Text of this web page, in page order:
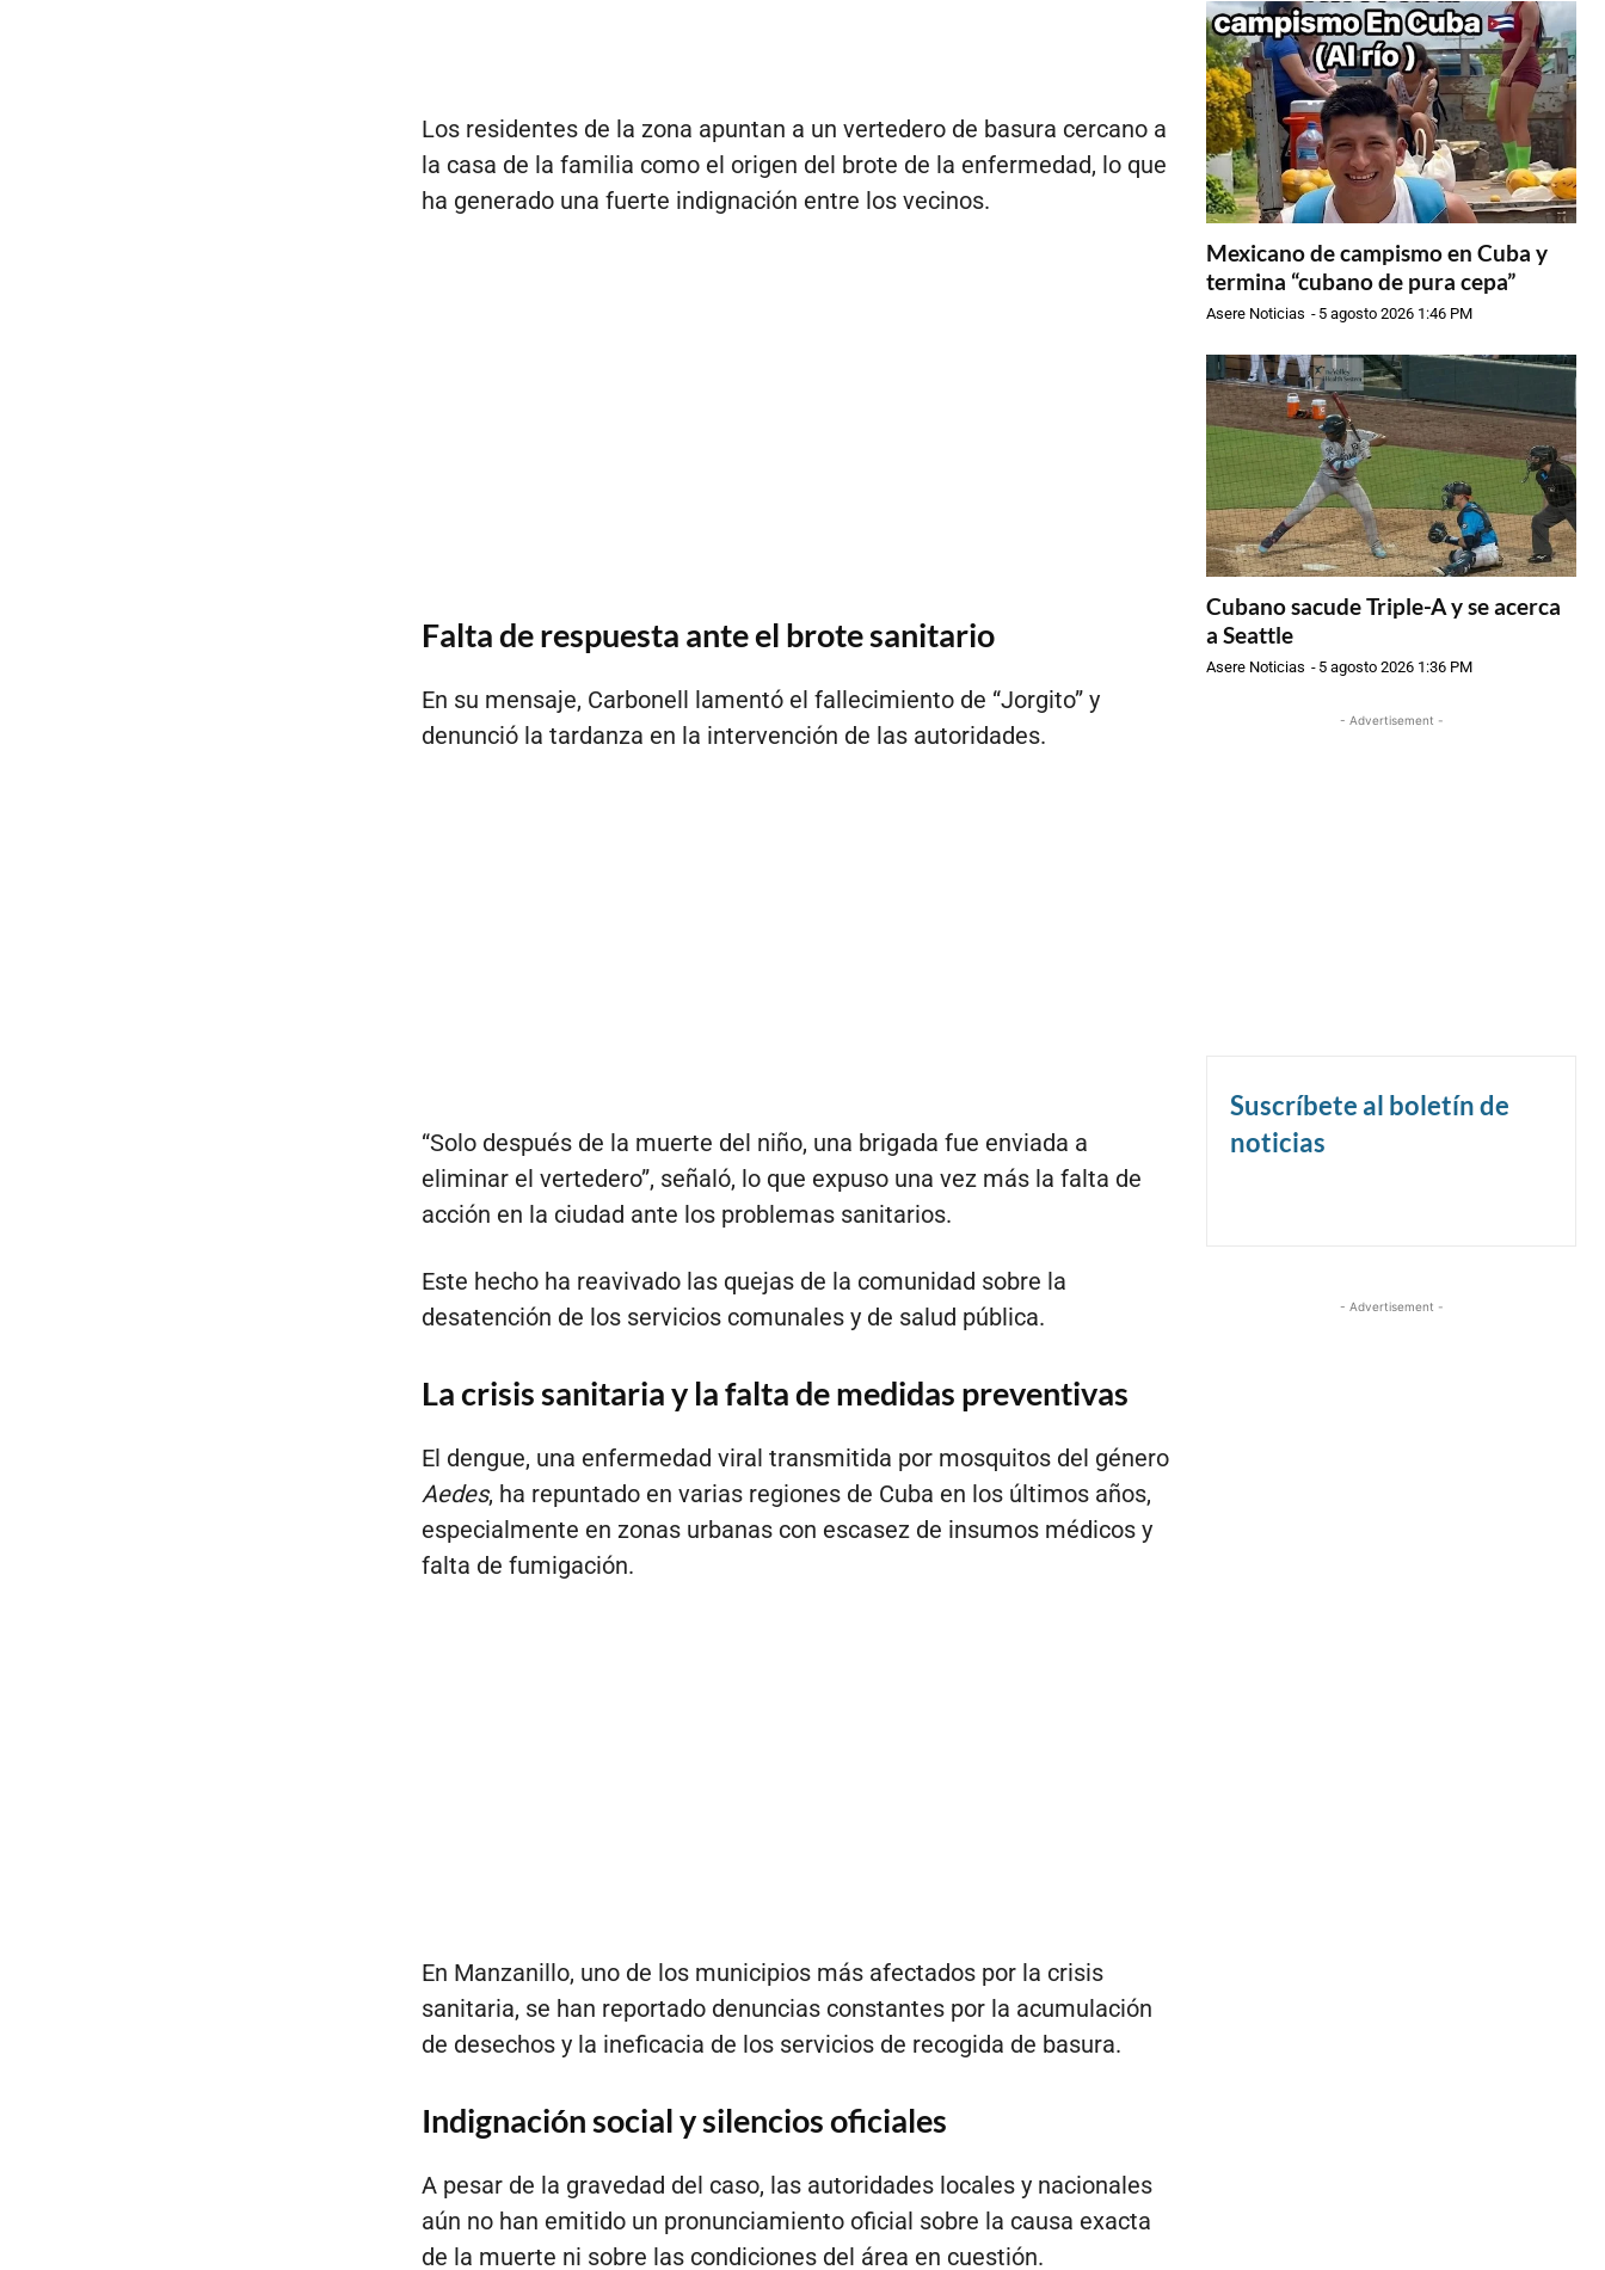
Los residentes de la zona apuntan a un vertedero de basura cercano a
la casa de la familia como el origen del brote de la enfermedad, lo que
ha generado una fuerte indignación entre los vecinos.
Falta de respuesta ante el brote sanitario
En su mensaje, Carbonell lamentó el fallecimiento de “Jorgito” y
denunció la tardanza en la intervención de las autoridades.
“Solo después de la muerte del niño, una brigada fue enviada a
eliminar el vertedero”, señaló, lo que expuso una vez más la falta de
acción en la ciudad ante los problemas sanitarios.
Este hecho ha reavivado las quejas de la comunidad sobre la
desatención de los servicios comunales y de salud pública.
La crisis sanitaria y la falta de medidas preventivas
El dengue, una enfermedad viral transmitida por mosquitos del género
Aedes, ha repuntado en varias regiones de Cuba en los últimos años,
especialmente en zonas urbanas con escasez de insumos médicos y
falta de fumigación.
En Manzanillo, uno de los municipios más afectados por la crisis
sanitaria, se han reportado denuncias constantes por la acumulación
de desechos y la ineficacia de los servicios de recogida de basura.
Indignación social y silencios oficiales
A pesar de la gravedad del caso, las autoridades locales y nacionales
aún no han emitido un pronunciamiento oficial sobre la causa exacta
de la muerte ni sobre las condiciones del área en cuestión.
Mexicano de campismo en Cuba y
termina “cubano de pura cepa”
Asere Noticias - 5 agosto 2026 1:46 PM
Cubano sacude Triple-A y se acerca
a Seattle
Asere Noticias - 5 agosto 2026 1:36 PM
- Advertisement -
Suscríbete al boletín de
noticias
- Advertisement -